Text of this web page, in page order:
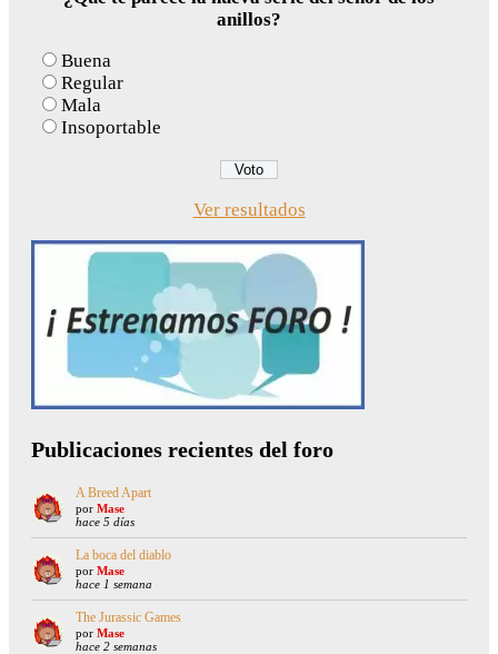
anillos?
Buena
Regular
Mala
Insoportable
Ver resultados
Publicaciones recientes del foro
A Breed Apart
por Mase
hace 5 días
La boca del diablo
por Mase
hace 1 semana
The Jurassic Games
por Mase
hace 2 semanas